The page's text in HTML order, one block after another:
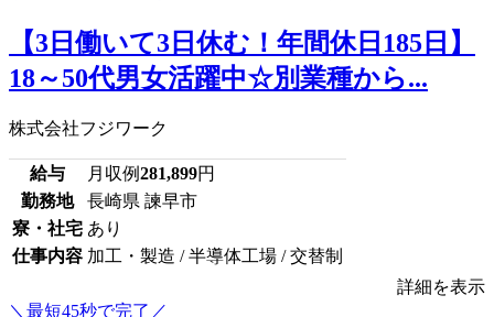
【3日働いて3日休む！年間休日185日】
18～50代男女活躍中☆別業種から...
株式会社フジワーク
給与 月収例281,899円
勤務地
長崎県 諫早市
寮・社宅 あり
仕事内容 加工・製造 / 半導体工場 / 交替制
詳細を表示
＼最短45秒で完了／